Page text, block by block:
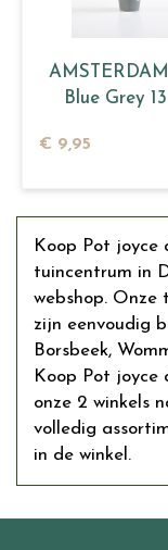
Blue Grey
€ 9,95
Koop Pot joyce
tuincentrum in
webshop. Onze
zijn eenvoudig
Borsbeek,
Koop Pot joyce
onze 2 winkels
volledig
in de winkel.